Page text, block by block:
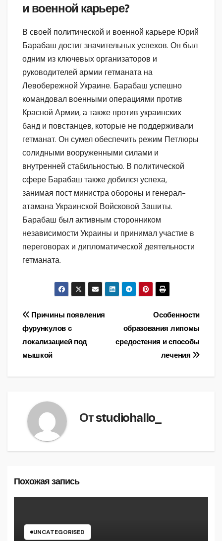
и военной карьере?
В своей политической и военной карьере Юрий
Барабаш достиг значительных успехов. Он был
одним из ключевых организаторов и
руководителей армии гетманата на
Левобережной Украине. Барабаш успешно
командовал военными операциями против
Красной Армии, а также против украинских
банд и повстанцев, которые не поддерживали
гетманат. Он сумел обеспечить режим Петлюры
солидными вооруженными силами и
внутренней стабильностью. В политической
сфере Барабаш также добился успеха,
занимая пост министра обороны и генерал-
атамана Украинской Войсковой Зашиты.
Барабаш был активным сторонником
независимости Украины и принимал участие в
переговорах и дипломатической деятельности
гетманата.
Навигация
по
записям
Особенности
образования липомы
средостения и способы
лечения
Причины появления
фурункулов с
локализацией под
мышкой
Отstudiohallo_
Похожая запись
UNCATEGORISED